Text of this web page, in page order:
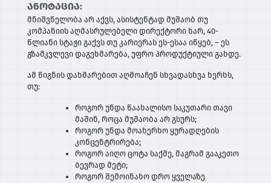
ანოტაცია:
მნიშვნელობა არ აქვს, ასისტენტად მუშაობ თუ
კომპანიის აღმასრულებელი დირექტორი ხარ, 40-
წლიანი სტაჟი გაქვს თუ კარიერას ეს-ესაა იწყებ, – ეს
გზამკვლევი დაგეხმარება, უფრო პროდუქტიული გახდე.
ამ წიგნის დახმარებით აღმოაჩენ სხვადასხვა ხერხს,
თუ:
როგორ უნდა წაახალისო საკუთარი თავი
მაშინ, როცა მუშაობა არ გსურს;
როგორ უნდა მოახერხო ყურადღების
კონცენტრირება;
როგორ აიღო ცოტა საქმე, მაგრამ გააკეთო
ბევრად მეტი;
როგორ შემოინახო დრო ყველაზე